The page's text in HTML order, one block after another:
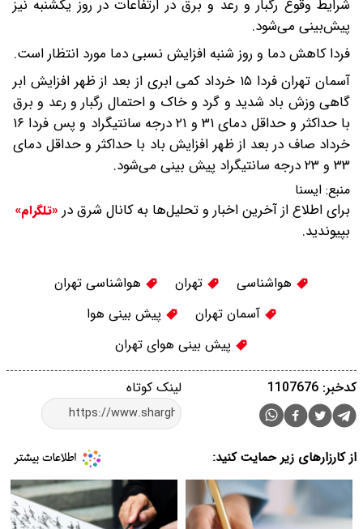
شرایط وقوع رگبار و رعد و برق در ارتفاعات در روز یکشنبه نیز
پیش‌بینی می‌شود.
فردا کاهش دما و روز شنبه افزایش نسبی دما مورد انتظار است.
آسمان تهران فردا ۱۵ خرداد کمی ابری از بعد از ظهر افزایش ابر
گاهی وزش باد شدید و گرد و خاک و احتمال رگبار و رعد و برق
با حداکثر و حداقل دمای ۳۱ و ۲۱ درجه سانتیگراد و پس فردا ۱۶
خرداد صاف در بعد از ظهر افزایش باد با حداکثر و حداقل دمای
۳۳ و ۲۳ درجه سانتیگراد پیش بینی می‌شود.
منبع: ايسنا
برای اطلاع از آخرین اخبار و تحلیل‌ها به کانال شرق در «تلگرام»
بپیوندید.
هواشناسی تهران
هواشناسی تهران
آسمان تهران
پیش بینی هوا
پیش بینی هوای تهران
لینک کوتاه کدخبر: 1107676
از کارزارهای زیر حمایت کنید: